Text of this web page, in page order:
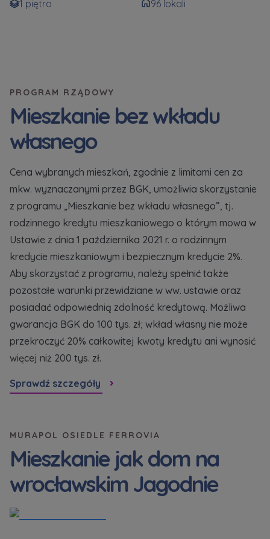
1 piętro
96 lokali
PROGRAM RZĄDOWY
Mieszkanie bez wkładu
własnego
Cena wybranych mieszkań, zgodnie z limitami cen za
mkw. wyznaczanymi przez BGK, umożliwia skorzystanie
z programu „Mieszkanie bez wkładu własnego”, tj.
rodzinnego kredytu mieszkaniowego o którym mowa w
Ustawie z dnia 1 października 2021 r. o rodzinnym
kredycie mieszkaniowym i bezpiecznym kredycie 2%.
Aby skorzystać z programu, należy spełnić także
pozostałe warunki przewidziane w ww. ustawie oraz
posiadać odpowiednią zdolność kredytową. Możliwa
gwarancja BGK do 100 tys. zł; wkład własny nie może
przekroczyć 20% całkowitej kwoty kredytu ani wynosić
więcej niż 200 tys. zł.
Sprawdź szczegóły
MURAPOL OSIEDLE FERROVIA
Mieszkanie jak dom na
wrocławskim Jagodnie
Wybierz miasto
Imię i nazwisko
Telefon
E-mail
Zamawiam obsługę w języku ukraińskim (Замовляю
контакт українською мовою)
Wyrażam wszystkie zgody
Rozwiń
Wyrażam zgodę na otrzymywanie informacji
handlowych od...
Rozwiń
Електронна пошта
Надаю всі згоди
якості... *
розширити
Даю згоду на отримання комерційної інформації
від...
розширити
Кожна особа має право отримати доступ до
своїх персональних... *
розширити
Регламент надання електронних послуг товариством гк
Murapol
Wyrażam wszystkie zgody
Informujemy, że w trosce o najwyższą jakość i
Rozwiń
Wyrażam zgodę otrzymywanie informacji
handlowych od...
Każdej osobie przysługuje prawo dostępu do
treści swoich ... *
Rozwiń
Wyślij
Wyrażam wszystkie zgody
Informujemy, że w trosce o najwyższą jakość i
Rozwiń
Wyrażam zgodę otrzymywanie informacji
handlowych od...
Każdej osobie przysługuje prawo dostępu do
treści swoich ... *
Rozwiń
Wyślij